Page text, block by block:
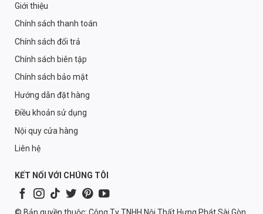
Giới thiệu
Chính sách thanh toán
Chính sách đổi trả
Chính sách biên tập
Chính sách bảo mật
Hướng dẫn đặt hàng
Điều khoản sử dụng
Nội quy cửa hàng
Liên hệ
KẾT NỐI VỚI CHÚNG TÔI
© Bản quyền thuộc: Công Ty TNHH Nội Thất Hưng Phát Sài Gòn.